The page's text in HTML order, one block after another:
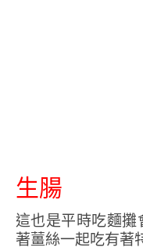
生腸
這也是平時吃麵
著薑絲一起吃有著